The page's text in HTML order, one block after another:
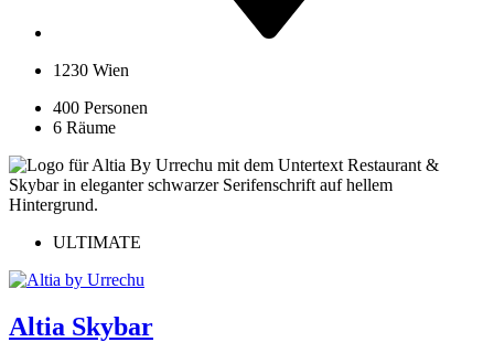
1230 Wien
400 Personen
6 Räume
ULTIMATE
Altia Skybar